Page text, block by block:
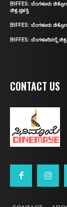
BIFFES: ಬೆಂಗಳೂರು
ಚಿತ್ರ ಪ್ರಶಸ್ತಿ
BIFFES: ಬೆಂಗಳೂರು
BIFFES: ಬೆಂಗಳೂರಿನಲ್ಲಿ
CONTACT US